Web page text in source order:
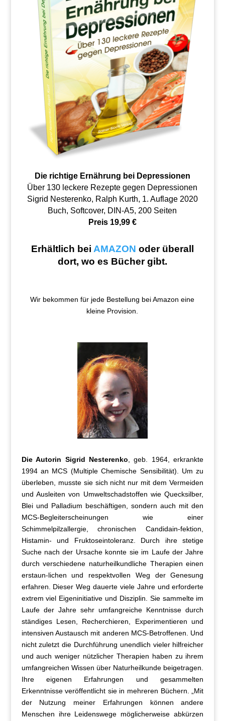
Die richtige Ernährung bei Depressionen
Über 130 leckere Rezepte gegen Depressionen
Sigrid Nesterenko, Ralph Kurth, 1. Auflage 2020
Buch, Softcover, DIN-A5, 200 Seiten
Preis 19,99 €
Erhältlich bei AMAZON oder überall
dort, wo es Bücher gibt.
Wir bekommen für jede Bestellung bei Amazon eine
kleine Provision.
Die Autorin Sigrid Nesterenko , geb. 1964, erkrankte
1994 an MCS (Multiple Chemische Sensibilität). Um zu
überleben, musste sie sich nicht nur mit dem Vermeiden
und Ausleiten von Umweltschadstoffen wie Quecksilber,
Blei und Palladium beschäftigen, sondern auch mit den
MCS-Begleiterscheinungen wie einer
Schimmelpilzallergie, chronischen Candidain-fektion,
Histamin- und Fruktoseintoleranz. Durch ihre stetige
Suche nach der Ursache konnte sie im Laufe der Jahre
durch verschiedene naturheilkundliche Therapien einen
erstaun-lichen und respektvollen Weg der Genesung
erfahren. Dieser Weg dauerte viele Jahre und erforderte
extrem viel Eigeninitiative und Disziplin. Sie sammelte im
Laufe der Jahre sehr umfangreiche Kenntnisse durch
ständiges Lesen, Recherchieren, Experimentieren und
intensiven Austausch mit anderen MCS-Betroffenen. Und
nicht zuletzt die Durchführung unendlich vieler hilfreicher
und auch weniger nützlicher Therapien haben zu ihrem
umfangreichen Wissen über Naturheilkunde beigetragen.
Ihre eigenen Erfahrungen und gesammelten
Erkenntnisse veröffentlicht sie in mehreren Büchern. „Mit
der Nutzung meiner Erfahrungen können andere
Menschen ihre Leidenswege möglicherweise abkürzen